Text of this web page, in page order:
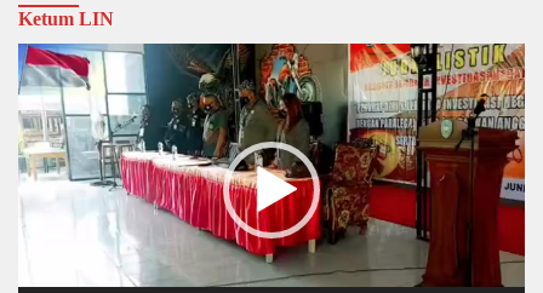
Ketum LIN
Video
Player